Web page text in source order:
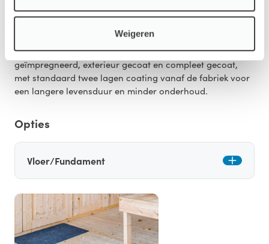
Weigeren
Behandeling
Onze tuinhuizen zijn verkrijgbaar in vier
afwerkingsniveaus: onbehandeld, dompel
geïmpregneerd, exterieur gecoat en compleet gecoat,
met standaard twee lagen coating vanaf de fabriek voor
een langere levensduur en minder onderhoud.
Opties
Vloer/Fundament